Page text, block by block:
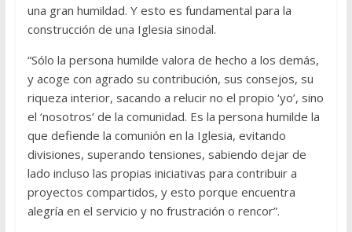
una gran humildad. Y esto es fundamental para la
construcción de una Iglesia sinodal.
“Sólo la persona humilde valora de hecho a los demás,
y acoge con agrado su contribución, sus consejos, su
riqueza interior, sacando a relucir no el propio ‘yo’, sino
el ‘nosotros’ de la comunidad. Es la persona humilde la
que defiende la comunión en la Iglesia, evitando
divisiones, superando tensiones, sabiendo dejar de
lado incluso las propias iniciativas para contribuir a
proyectos compartidos, y esto porque encuentra
alegría en el servicio y no frustración o rencor”.